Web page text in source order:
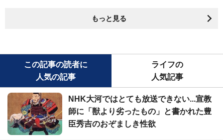
もっと見る
この記事の読者に
人気の記事
ライフの
人気記事
NHK大河ではとても放送できない...宣教
師に「獣より劣ったもの」と書かれた豊
臣秀吉のおぞましき性欲